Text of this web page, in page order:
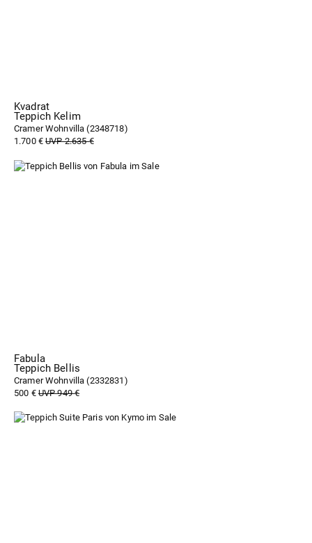
Kvadrat
Teppich Kelim
Cramer Wohnvilla (2348718)
1.700 €UVP 2.635 €
Fabula
Teppich Bellis
Cramer Wohnvilla (2332831 )
500 €UVP 949 €